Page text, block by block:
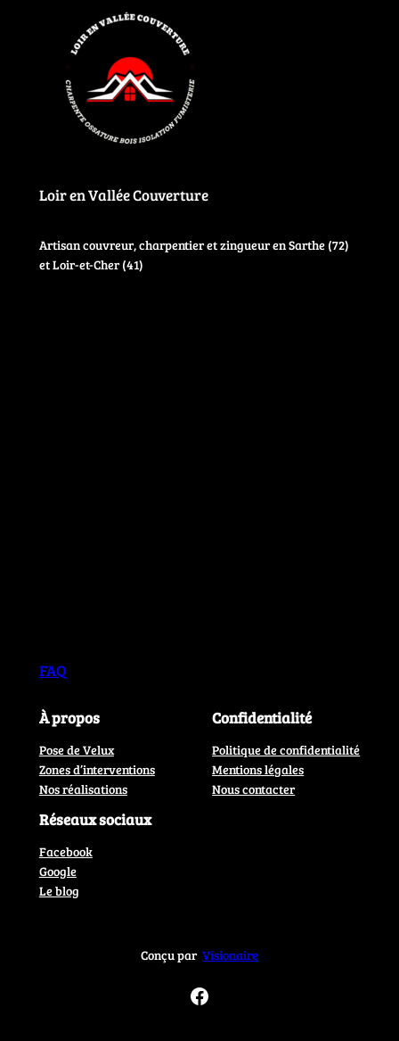
Loir en Vallée Couverture
Artisan couvreur, charpentier et zingueur en Sarthe (72)
et Loir-et-Cher (41)
FAQ
À propos
Pose de Velux
Zones d’interventions
Nos réalisations
Confidentialité
Politique de confidentialité
Mentions légales
Nous contacter
Réseaux sociaux
Facebook
Google
Le blog
Conçu par Visionaire
Facebook